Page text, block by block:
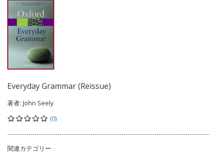
Everyday Grammar (Reissue)
著者: John Seely
(0)
関連カテゴリー